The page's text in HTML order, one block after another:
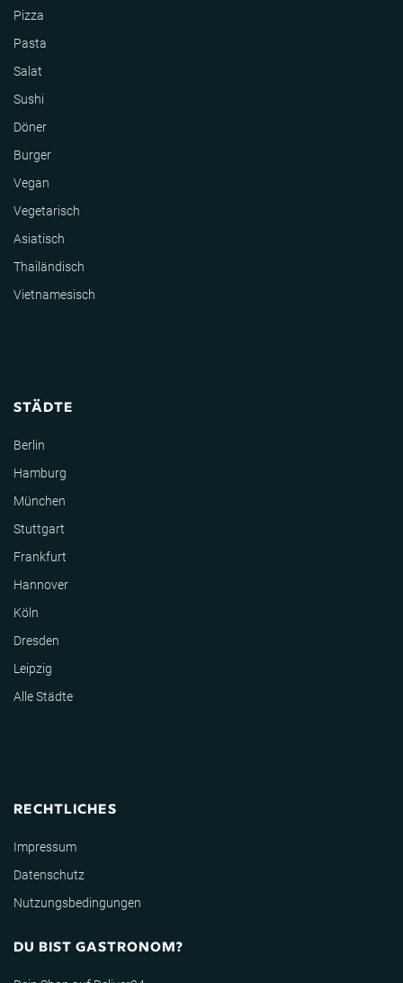
Pizza
Pasta
Salat
Sushi
Döner
Burger
Vegan
Vegetarisch
Asiatisch
Thailändisch
Vietnamesisch
STÄDTE
Berlin
Hamburg
München
Stuttgart
Frankfurt
Hannover
Köln
Dresden
Leipzig
Alle Städte
RECHTLICHES
Impressum
Datenschutz
Nutzungsbedingungen
DU BIST GASTRONOM?